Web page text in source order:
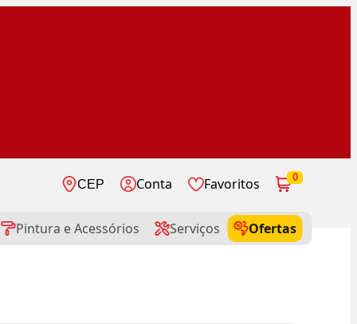
CEP Conta Favoritos 0
Pintura e Acessórios Serviços
Ofertas